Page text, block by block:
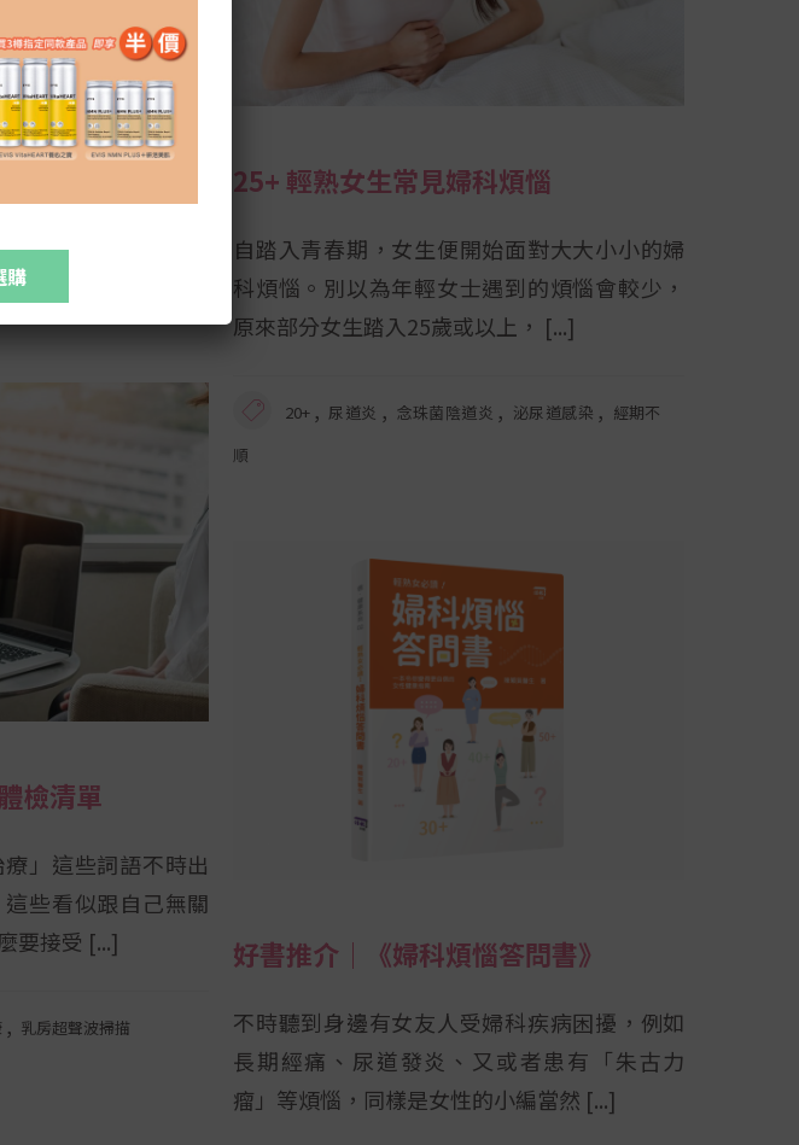
形殺手
士會先聯想到乳房
氏抹片）。近年愈
士將盆
,
25+ 輕熟女生常見婦科煩惱
自踏入青春期，女生便開始面對大大小小的婦
科煩惱。別以為年輕女士遇到的煩惱會較少，
原來部分女生踏入25歲或以上，
20+ , 尿道炎 , 念珠菌陰道炎 , 泌尿道感染 , 經期不
順
檢清單
療」這些詞語不時出
些看似跟自己無關
要接受
, 乳房超聲波掃描
好書推介｜《婦科煩惱答問書》
不時聽到身邊有女友人受婦科疾病困擾，例如
長期經痛、尿道發炎、又或者患有「朱古力
瘤」等煩惱，同樣是女性的小編當然
購